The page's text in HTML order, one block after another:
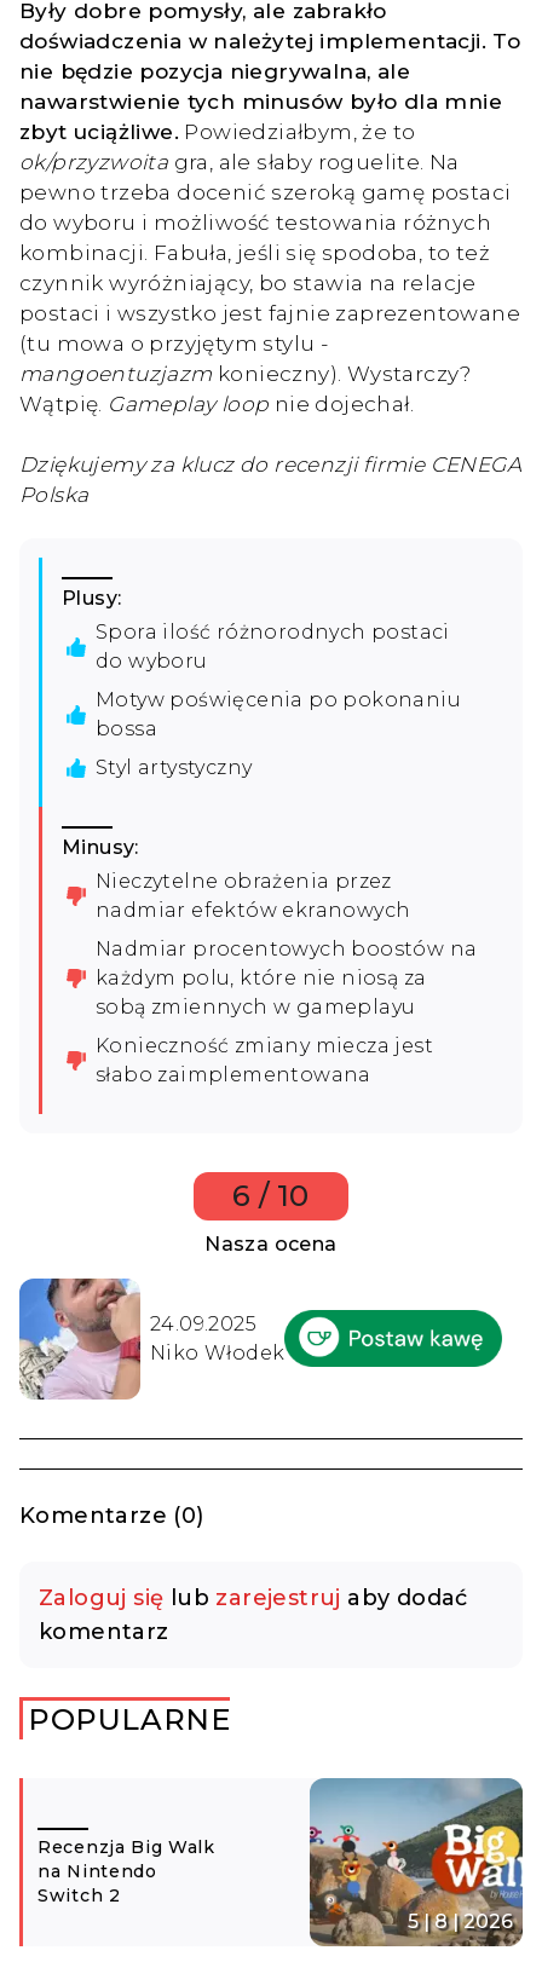
Były dobre pomysły, ale zabrakło
doświadczenia w należytej implementacji. To
nie będzie pozycja niegrywalna, ale
nawarstwienie tych minusów było dla mnie
zbyt uciążliwe. Powiedziałbym, że to
ok/przyzwoita gra, ale słaby roguelite. Na
pewno trzeba docenić szeroką gamę postaci
do wyboru i możliwość testowania różnych
kombinacji. Fabuła, jeśli się spodoba, to też
czynnik wyróżniający, bo stawia na relacje
postaci i wszystko jest fajnie zaprezentowane
(tu mowa o przyjętym stylu -
mangoentuzjazm konieczny). Wystarczy?
Wątpię. Gameplay loop nie dojechał.
Dziękujemy za klucz do recenzji firmie CENEGA
Polska
Plusy:
Spora ilość różnorodnych postaci
do wyboru
Motyw poświęcenia po pokonaniu
bossa
Styl artystyczny
Minusy:
Nieczytelne obrażenia przez
nadmiar efektów ekranowych
Nadmiar procentowych boostów na
każdym polu, które nie niosą za
sobą zmiennych w gameplayu
Konieczność zmiany miecza jest
słabo zaimplementowana
6 / 10
Nasza ocena
24.09.2025
Niko Włodek
Komentarze (0)
Zaloguj się lub zarejestruj aby dodać
komentarz
POPULARNE
Recenzja Big Walk
na Nintendo
Switch 2
5 | 8 | 2026